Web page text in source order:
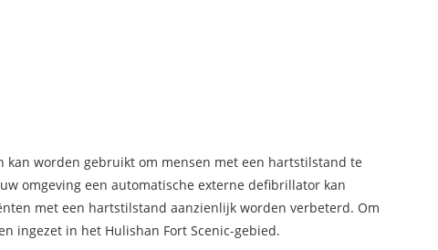
kan worden gebruikt om mensen met een hartstilstand te
omgeving een automatische externe defibrillator kan
met een hartstilstand aanzienlijk worden verbeterd. Om
ingezet in het Hulishan Fort Scenic-gebied.